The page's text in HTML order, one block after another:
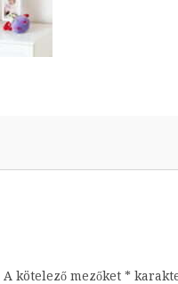
A kötelező mezőket *